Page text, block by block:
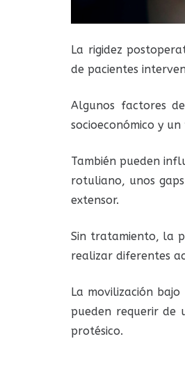
La rigidez
de pacientes
Algunos factores
socioeconómico y
También pueden
rotuliano, unos
extensor.
Sin tratamiento, la
realizar diferentes
La movilización
pueden requerir de
protésico.